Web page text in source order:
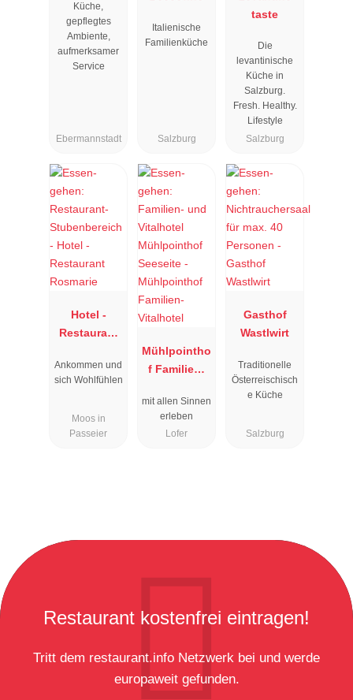
Küche,
gepflegtes
Ambiente,
aufmerksamer
Service
Ebermannstadt
Italienische
Familienküche
Salzburg
taste
Die
levantinische
Küche in
Salzburg.
Fresh. Healthy.
Lifestyle
Salzburg
Hotel -
Restaurant
Ankommen und
sich Wohlfühlen
Moos in
Passeier
Mühlpointho
f Familien-
mit allen Sinnen
erleben
Lofer
Gasthof
Wastlwirt
Traditionelle
Österreischisch
e Küche
Salzburg
Restaurant kostenfrei eintragen!
Tritt dem restaurant.info Netzwerk bei und werde
europaweit gefunden.